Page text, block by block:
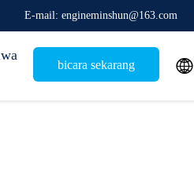
E-mail: engineminshun@163.com
bicara sekarang 